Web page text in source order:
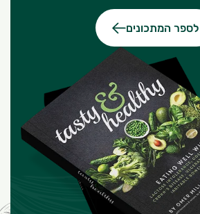
לספר המתכונים